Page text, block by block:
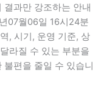
과만 강조하는 안내
07월06일 16시24분
, 시기, 운영 기준, 상
라질 수 있는 부분을
편을 줄일 수 있습니